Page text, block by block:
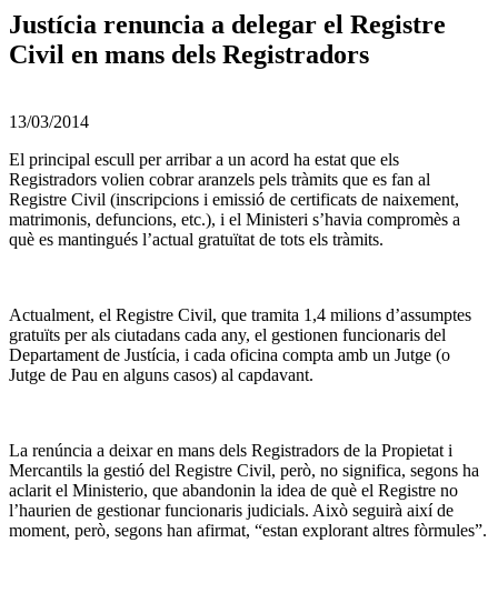
Justícia renuncia a delegar el Registre
Civil en mans dels Registradors
13/03/2014
El principal escull per arribar a un acord ha estat que els
Registradors volien cobrar aranzels pels tràmits que es fan al
Registre Civil (inscripcions i emissió de certificats de naixement,
matrimonis, defuncions, etc.), i el Ministeri s’havia compromès a
què es mantingués l’actual gratuïtat de tots els tràmits.
Actualment, el Registre Civil, que tramita 1,4 milions d’assumptes
gratuïts per als ciutadans cada any, el gestionen funcionaris del
Departament de Justícia, i cada oficina compta amb un Jutge (o
Jutge de Pau en alguns casos) al capdavant.
La renúncia a deixar en mans dels Registradors de la Propietat i
Mercantils la gestió del Registre Civil, però, no significa, segons ha
aclarit el Ministerio, que abandonin la idea de què el Registre no
l’haurien de gestionar funcionaris judicials. Això seguirà així de
moment, però, segons han afirmat, “estan explorant altres fòrmules”.